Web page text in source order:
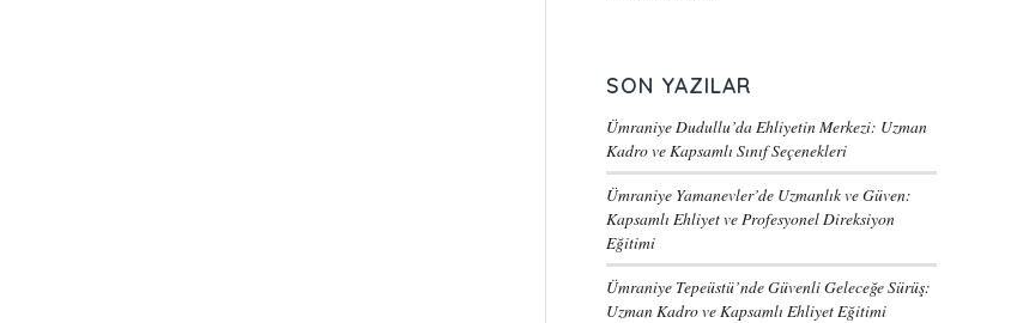
SON YAZILAR
Ümraniye Dudullu’da Ehliyetin Merkezi: Uzman
Kadro ve Kapsamlı Sınıf Seçenekleri
Ümraniye Yamanevler’de Uzmanlık ve Güven:
Kapsamlı Ehliyet ve Profesyonel Direksiyon
Eğitimi
Ümraniye Tepeüstü’nde Güvenli Geleceğe Sürüş:
Uzman Kadro ve Kapsamlı Ehliyet Eğitimi